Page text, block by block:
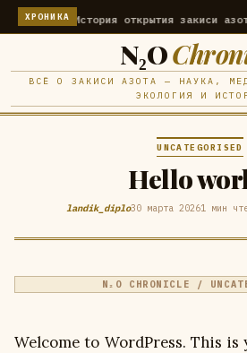
ХРОНИКАИстория открытия закиси
N₂O
ВСЁ О ЗАКИСИ АЗОТА — НАУКА,
ЭКОЛОГИЯ И
UNCATEGORISED
Hello
landik_diplo30 марта 20261 мин
N₂O CHRONICLE /
Welcome to WordPress. This